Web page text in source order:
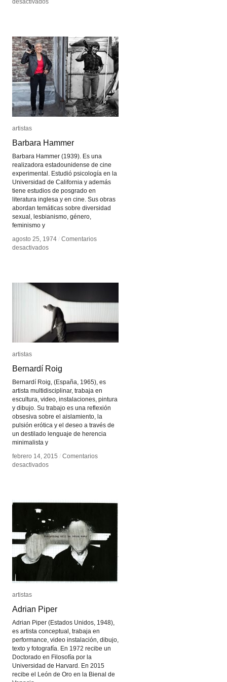
desactivados
desactivados
artistas
Barbara Hammer
Barbara Hammer (1939). Es una
realizadora estadounidense de cine
experimental. Estudió psicología en la
Universidad de California y además
tiene estudios de posgrado en
literatura inglesa y en cine. Sus obras
abordan temáticas sobre diversidad
sexual, lesbianismo, género,
feminismo y
agosto 25, 1974 / Comentarios
desactivadosen
artistas
Barbara Hammer
agosto 25, 1974 / Comentarios
desactivadosen
artistas
Bernardí Roig
Bernardí Roig, (España, 1965), es
artista multidisciplinar, trabaja en
escultura, video, instalaciones, pintura
y dibujo. Su trabajo es una reflexión
obsesiva sobre el aislamiento, la
pulsión erótica y el deseo a través de
un destilado lenguaje de herencia
minimalista y
febrero 14, 2015 / Comentarios
desactivadosen
artistas
Bernardí Roig
febrero 14, 2015 / Comentarios
desactivadosen
artistas
Adrian Piper
Adrian Piper (Estados Unidos, 1948),
es artista conceptual, trabaja en
performance, video instalación, dibujo,
texto y fotografía. En 1972 recibe un
Doctorado en Filosofía por la
Universidad de Harvard. En 2015
recibe el León de Oro en la Bienal de
artistas
Adrian Piper